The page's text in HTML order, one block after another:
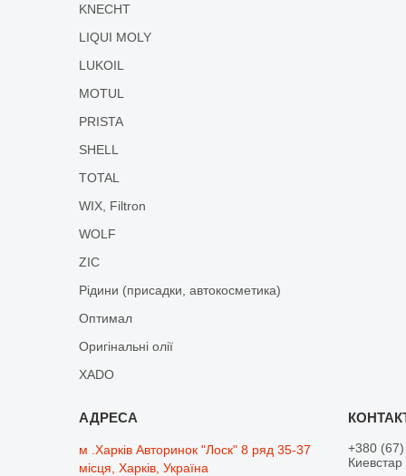
KNECHT
LIQUI MOLY
LUKOIL
MOTUL
PRISTA
SHELL
TOTAL
WIX, Filtron
WOLF
ZIC
Рідини (присадки, автокосметика)
Оптимал
Оригінальні олії
XADO
м .Харків Авторинок "Лоск" 8 ряд 35-37
місця, Харків, Україна
+380
Киевстар